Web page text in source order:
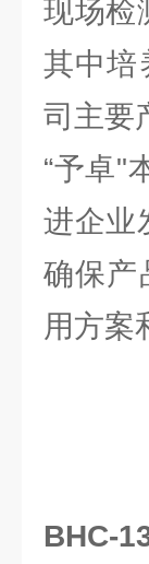
现场检
其中培
司主要
“予卓"
进企业
确保产
用方案
BHC-